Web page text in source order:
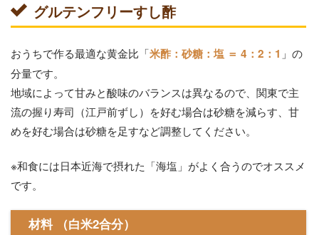
グルテンフリーすし酢
おうちで作る最適な黄金比「米酢：砂糖：塩 ＝ 4：2：1 」の
分量です。
地域によって甘みと酸味のバランスは異なるので、関東で主
流の握り寿司（江戸前ずし）を好む場合は砂糖を減らす、甘
めを好む場合は砂糖を足すなど調整してください。
※和食には日本近海で摂れた「海塩」がよく合うのでオススメ
です。
材料 （白米2合分）